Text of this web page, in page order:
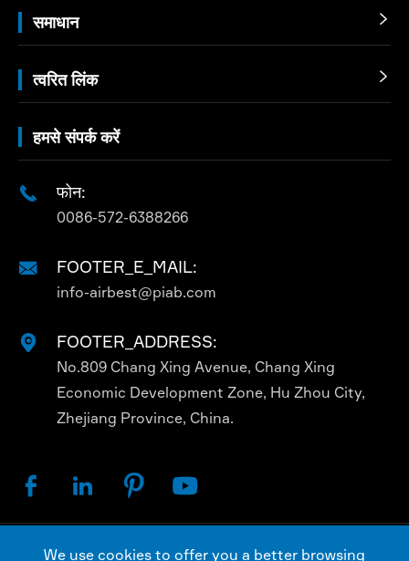
समाधान 
त्वरित लिंक 
हमसे संपर्क करें
 फोन:
0086-572-6388266
 FOOTER_E_MAIL:
info-airbest@piab.com
 FOOTER_ADDRESS:
No.809 Chang Xing Avenue, Chang Xing
Economic Development Zone, Hu Zhou City,
Zhejiang Province, China.
   
We use cookies to offer you a better browsing